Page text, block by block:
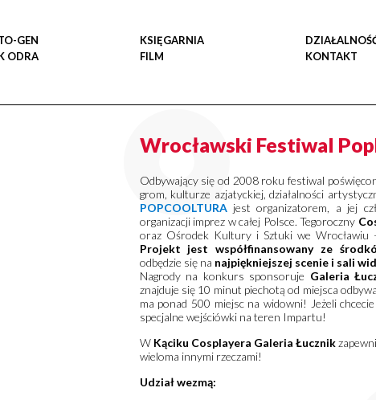
GEN
ODRA
KSIĘGARNIA
FILM
KONTAKT
Wrocławski Festiwal
Odbywający się od 2008 roku festiwal
grom, kulturze azjatyckiej, działalności
POPCOOLTURAjest organizatorem, a jej
organizacji imprez w całej Polsce. Tegoroczny
oraz Ośrodek Kultury i Sztuki we Wrocławiu
Projekt jest współfinansowany ze
odbędzie się na najpiękniejszej scenie i sali
Nagrody na konkurs sponsoruje Galeria
znajduje się 10 minut piechotą od miejsca
ma ponad 500 miejsc na widowni! Jeżeli
specjalne wejściówki na teren Impartu!
W Kąciku Cosplayera Galeria Łucznik
wieloma innymi rzeczami!
Udział wezmą: